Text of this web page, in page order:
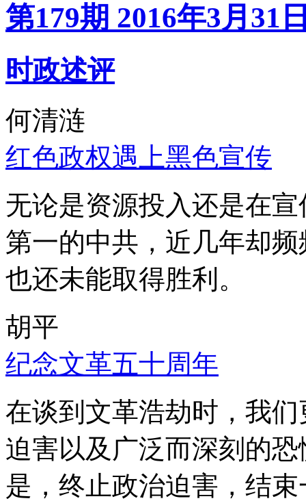
第179期 2016年3月31
时政述评
何清涟
红色政权遇上黑色宣传
无论是资源投入还是在
第一的中共，近几年却
也还未能取得胜利。
胡平
纪念文革五十周年
在谈到文革浩劫时，我
迫害以及广泛而深刻的
是，终止政治迫害，结